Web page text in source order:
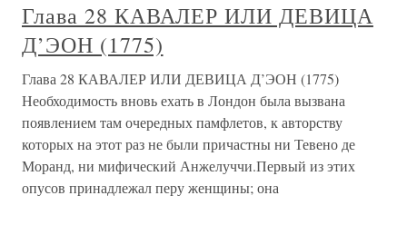
Глава 28 КАВАЛЕР ИЛИ ДЕВИЦА
Д’ЭОН (1775)
Глава 28 КАВАЛЕР ИЛИ ДЕВИЦА Д’ЭОН (1775)
Необходимость вновь ехать в Лондон была вызвана
появлением там очередных памфлетов, к авторству
которых на этот раз не были причастны ни Тевено де
Моранд, ни мифический Анжелуччи.Первый из этих
опусов принадлежал перу женщины; она